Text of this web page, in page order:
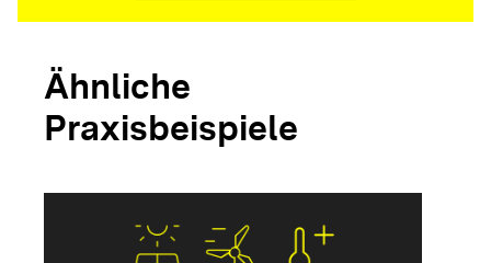
Ähnliche
Praxisbeispiele